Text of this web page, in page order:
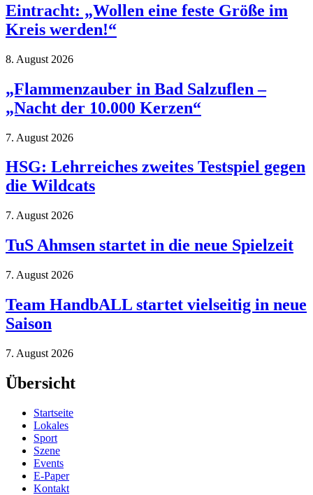
Eintracht: „Wollen eine feste Größe im
Kreis werden!“
8. August 2026
„Flammenzauber in Bad Salzuflen –
„Nacht der 10.000 Kerzen“
7. August 2026
HSG: Lehrreiches zweites Testspiel gegen
die Wildcats
7. August 2026
TuS Ahmsen startet in die neue Spielzeit
7. August 2026
Team HandbALL startet vielseitig in neue
Saison
7. August 2026
Übersicht
Startseite
Lokales
Sport
Szene
Events
E-Paper
Kontakt